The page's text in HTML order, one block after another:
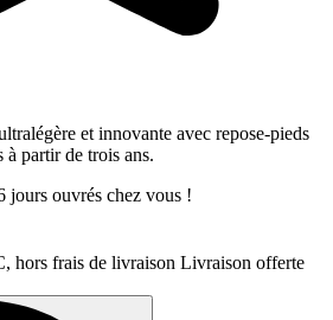
et innovante avec repose-pieds
à partir de trois ans.
jours ouvrés chez vous !
hors frais de livraison Livraison offerte